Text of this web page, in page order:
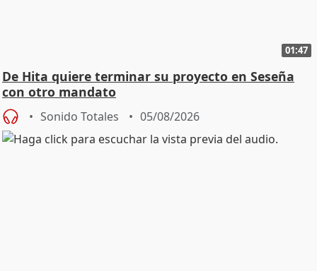
01:47
De Hita quiere terminar su proyecto en Seseña
con otro mandato
Sonido Totales 05/08/2026